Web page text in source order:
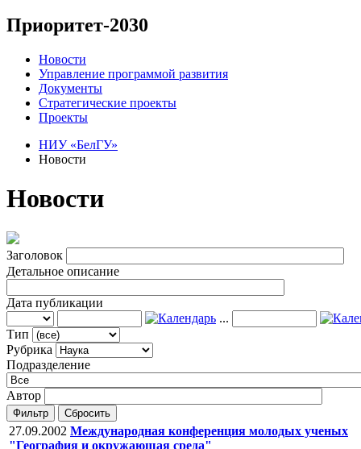
Приоритет-2030
Новости
Управление программой развития
Документы
Стратегические проекты
Проекты
НИУ «БелГУ»
Новости
Новости
Заголовок
Детальное описание
Дата публикации
...
Тип
Рубрика
Подразделение
Автор
Фильтр Сбросить
27.09.2002 Международная конференция молодых ученых
"География и окружающая среда"